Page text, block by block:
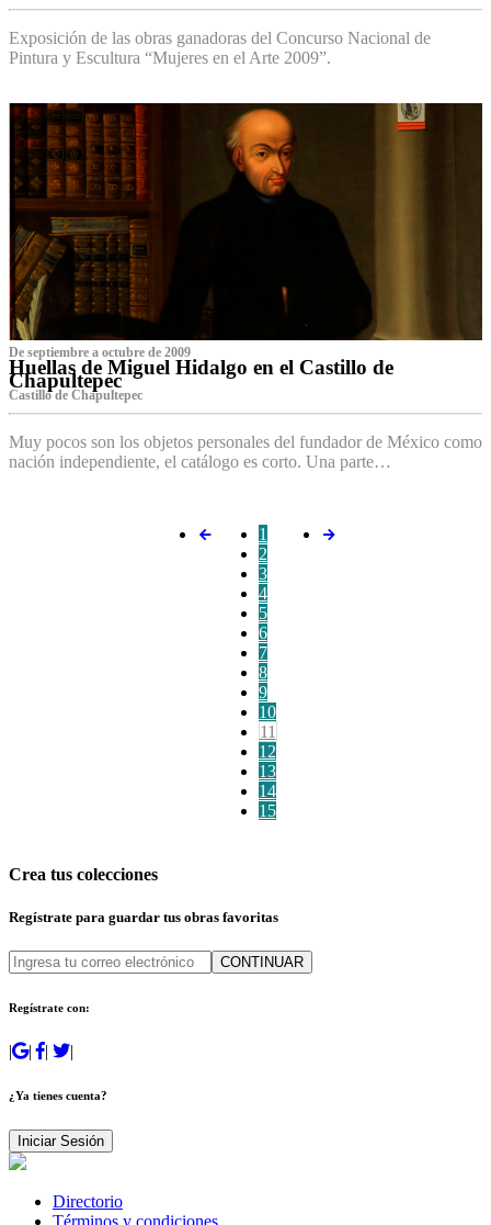
Exposición de las obras ganadoras del Concurso Nacional de
Pintura y Escultura “Mujeres en el Arte 2009”.
De septiembre a octubre de 2009
Huellas de Miguel Hidalgo en el Castillo de
Chapultepec
Castillo de Chapultepec
Muy pocos son los objetos personales del fundador de México como
nación independiente, el catálogo es corto. Una parte…
1
2
3
4
5
6
7
8
9
10
11
12
13
14
15
Crea tus colecciones
Regístrate para guardar tus obras favoritas
CONTINUAR
Regístrate con:
| | | |
¿Ya tienes cuenta?
Iniciar Sesión
Directorio
Términos y condiciones